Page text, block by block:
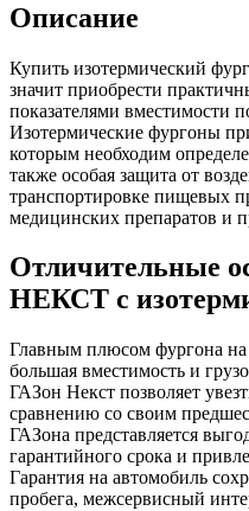
Описание
Купить изотермический
значит приобрести
показателями вместимости
Изотермические фургоны
которым необходим
также особая защита от
транспортировке пищевых
медицинских препаратов и
Отличительные
НЕКСТ с
Главным плюсом фургона на
большая вместимость и
ГАЗон Некст позволяет
сравнению со своим
ГАЗона представляется
гарантийного срока и
Гарантия на автомобиль
пробега, межсервисный